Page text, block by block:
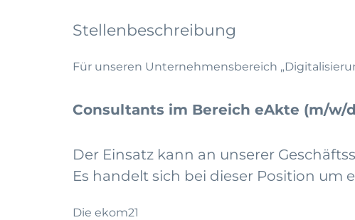
Stellenbeschreibung
Für unseren Unternehmensbereich
Consultants im Bereich eAkte (m/w/
Der Einsatz kann an unserer
Es handelt sich bei dieser Position um
Die ekom21